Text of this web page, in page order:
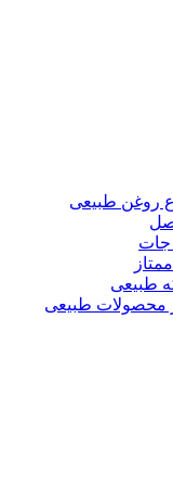
روغن طبیعی
جات
طبیعی
محصولات طبیعی